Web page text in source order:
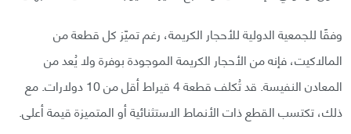
وفقًا للجمعية الدولية للأحجار الكريمة، رغم تميّز كل قطعة من
المالاكيت، فإنه من الأحجار الكريمة الموجودة بوفرة ولا يُعد من
المعادن النفيسة. قد تُكلف قطعة 4 قيراط أقل من 10 دولارات. مع
ذلك، تكتسب القطع ذات الأنماط الاستثنائية أو المتميزة قيمة أعلى.